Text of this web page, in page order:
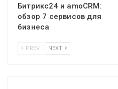
Битрикс24 и amoCRM:
обзор 7 сервисов для
бизнеса
PREV NEXT